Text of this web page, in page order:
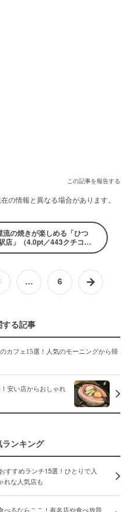
この記事を報告する
の情報と異なる場合があります。
流の焼きが楽しめる「ひつ
店」（4.0pt／443クチコ
… 6
る記事
カフェ15選！人気のモーニングから韓
安い店からおしゃれ
ンキング
すすめランチ15選！ひとりで入
れな人気店も
べるならここ！有名店や食べ放題